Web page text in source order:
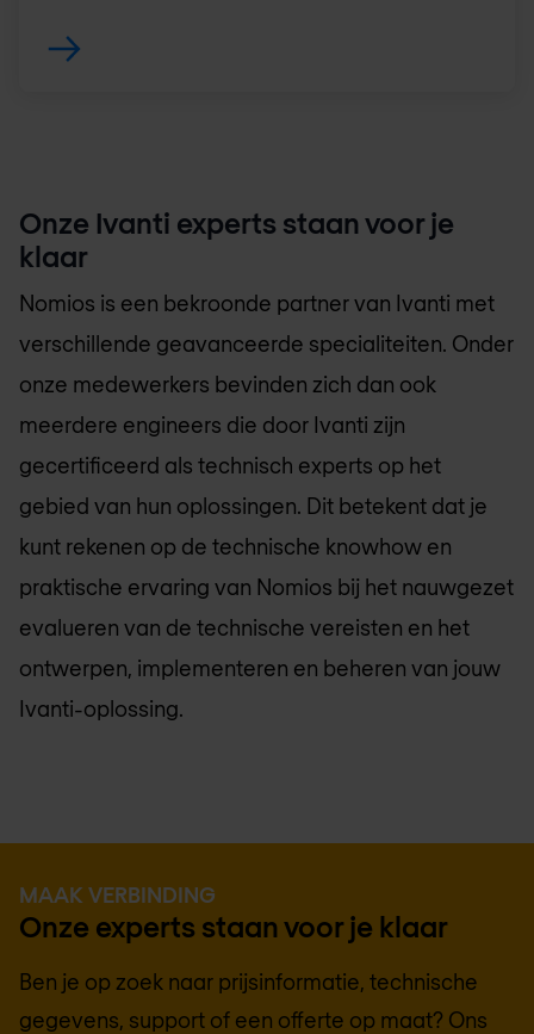
Onze Ivanti experts staan voor je
klaar
Nomios is een bekroonde partner van Ivanti met
verschillende geavanceerde specialiteiten. Onder
onze medewerkers bevinden zich dan ook
meerdere engineers die door Ivanti zijn
gecertificeerd als technisch experts op het
gebied van hun oplossingen. Dit betekent dat je
kunt rekenen op de technische knowhow en
praktische ervaring van Nomios bij het nauwgezet
evalueren van de technische vereisten en het
ontwerpen, implementeren en beheren van jouw
Ivanti-oplossing.
MAAK VERBINDING
Onze experts staan voor je klaar
Ben je op zoek naar prijsinformatie, technische
gegevens, support of een offerte op maat? Ons